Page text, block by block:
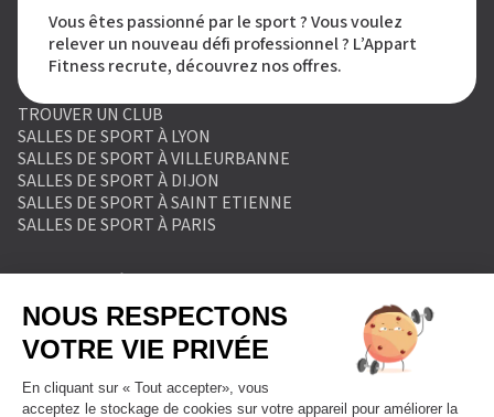
Vous êtes passionné par le sport ? Vous voulez
relever un nouveau défi professionnel ? L’Appart
Fitness recrute, découvrez nos offres.
TROUVER UN CLUB
SALLES DE SPORT À LYON
SALLES DE SPORT À VILLEURBANNE
SALLES DE SPORT À DIJON
SALLES DE SPORT À SAINT ETIENNE
SALLES DE SPORT À PARIS
POLITIQUE DE PROTECTION DES DONNÉES
POLITIQUE COOKIES
CONDITIONS GÉNÉRALES DE VENTE
FORMULAIRE DE RETRACTATION